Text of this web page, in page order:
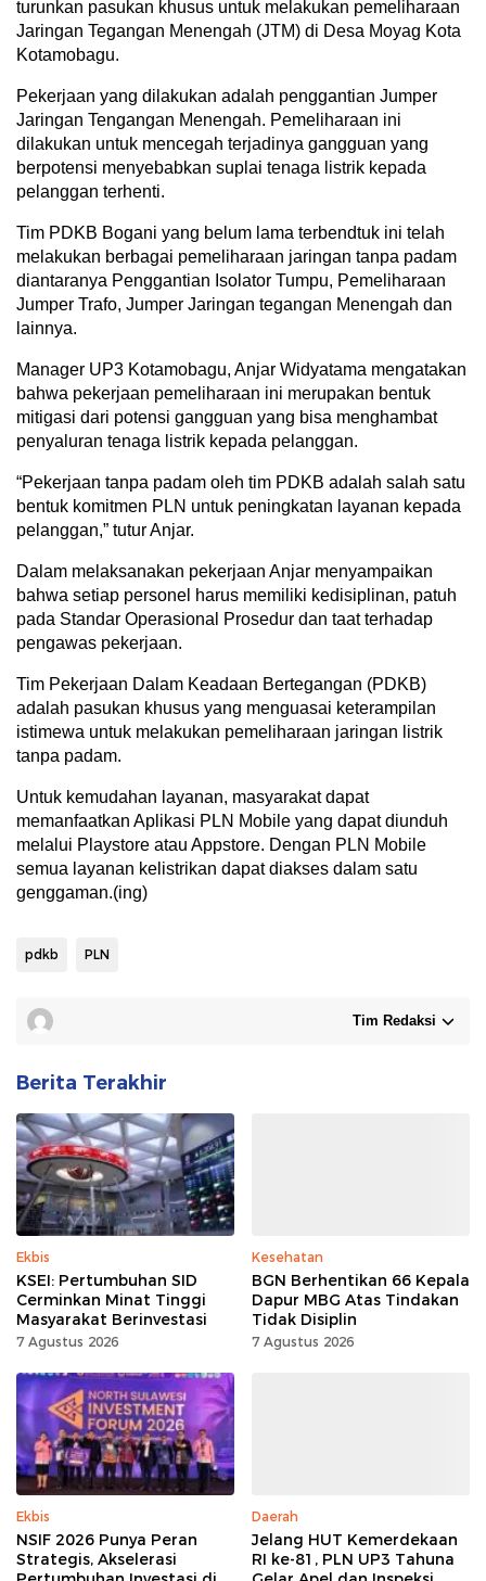
turunkan pasukan khusus untuk melakukan pemeliharaan
Jaringan Tegangan Menengah (JTM) di Desa Moyag Kota
Kotamobagu.
Pekerjaan yang dilakukan adalah penggantian Jumper
Jaringan Tengangan Menengah. Pemeliharaan ini
dilakukan untuk mencegah terjadinya gangguan yang
berpotensi menyebabkan suplai tenaga listrik kepada
pelanggan terhenti.
Tim PDKB Bogani yang belum lama terbendtuk ini telah
melakukan berbagai pemeliharaan jaringan tanpa padam
diantaranya Penggantian Isolator Tumpu, Pemeliharaan
Jumper Trafo, Jumper Jaringan tegangan Menengah dan
lainnya.
Manager UP3 Kotamobagu, Anjar Widyatama mengatakan
bahwa pekerjaan pemeliharaan ini merupakan bentuk
mitigasi dari potensi gangguan yang bisa menghambat
penyaluran tenaga listrik kepada pelanggan.
“Pekerjaan tanpa padam oleh tim PDKB adalah salah satu
bentuk komitmen PLN untuk peningkatan layanan kepada
pelanggan,” tutur Anjar.
Dalam melaksanakan pekerjaan Anjar menyampaikan
bahwa setiap personel harus memiliki kedisiplinan, patuh
pada Standar Operasional Prosedur dan taat terhadap
pengawas pekerjaan.
Tim Pekerjaan Dalam Keadaan Bertegangan (PDKB)
adalah pasukan khusus yang menguasai keterampilan
istimewa untuk melakukan pemeliharaan jaringan listrik
tanpa padam.
Untuk kemudahan layanan, masyarakat dapat
memanfaatkan Aplikasi PLN Mobile yang dapat diunduh
melalui Playstore atau Appstore. Dengan PLN Mobile
semua layanan kelistrikan dapat diakses dalam satu
genggaman.(ing)
pdkb PLN
Tim Redaksi
Berita Terakhir
Ekbis
KSEI: Pertumbuhan SID
Cerminkan Minat Tinggi
Masyarakat Berinvestasi
7 Agustus 2026
Kesehatan
BGN Berhentikan 66 Kepala
Dapur MBG Atas Tindakan
Tidak Disiplin
7 Agustus 2026
Ekbis
NSIF 2026 Punya Peran
Strategis, Akselerasi
Daerah
Jelang HUT Kemerdekaan
RI ke-81, PLN UP3 Tahuna